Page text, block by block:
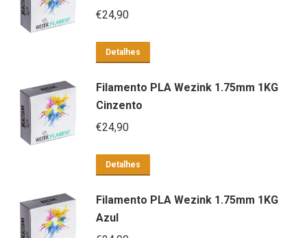
€24,90
Detalhes
Filamento PLA Wezink 1.75mm 1KG
Cinzento
€24,90
Detalhes
Filamento PLA Wezink 1.75mm 1KG
Azul